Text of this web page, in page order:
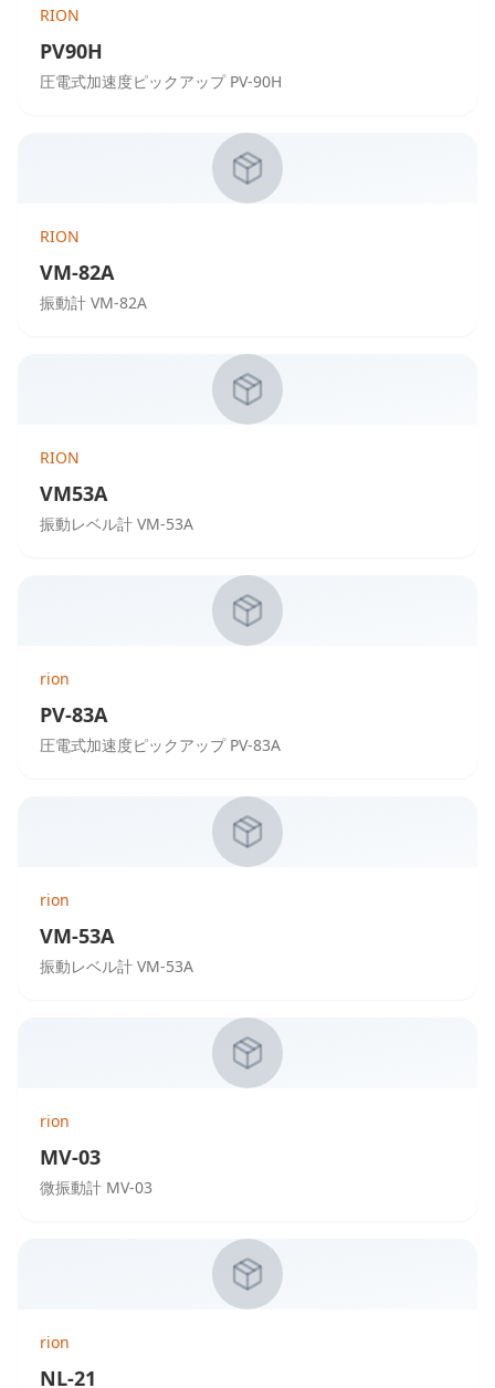
RION
PV90H
圧電式加速度ピックアップ PV-90H
RION
VM-82A
振動計 VM-82A
RION
VM53A
振動レベル計 VM-53A
rion
PV-83A
圧電式加速度ピックアップ PV-83A
rion
VM-53A
振動レベル計 VM-53A
rion
MV-03
微振動計 MV-03
rion
NL-21